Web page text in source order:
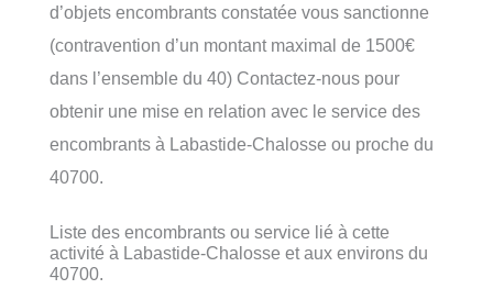
d’objets encombrants constatée vous sanctionne
(contravention d’un montant maximal de 1500€
dans l’ensemble du 40) Contactez-nous pour
obtenir une mise en relation avec le service des
encombrants à Labastide-Chalosse ou proche du
40700.
Liste des encombrants ou service lié à cette
activité à Labastide-Chalosse et aux environs du
40700.